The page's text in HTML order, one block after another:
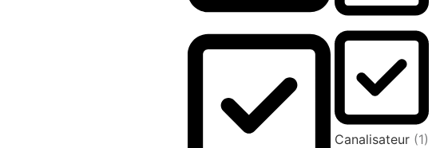
Canalisateur (1)